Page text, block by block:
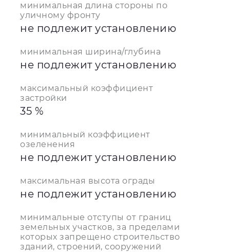
минимальная длина стороны по
уличному фронту
не подлежит установлению
минимальная ширина/глубина
не подлежит установлению
максимальный коэффициент
застройки
35 %
минимальный коэффициент
озеленения
не подлежит установлению
максимальная высота ограды
не подлежит установлению
минимальные отступы от границ
земельных участков, за пределами
которых запрещено строительство
зданий, строений, сооружений